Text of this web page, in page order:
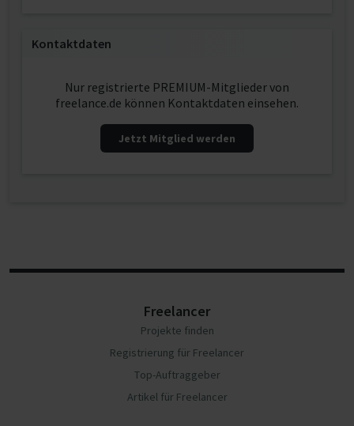
Kontaktdaten
Nur registrierte PREMIUM-Mitglieder von
freelance.de können Kontaktdaten einsehen.
Jetzt Mitglied werden
Freelancer
Projekte finden
Registrierung für Freelancer
Top-Auftraggeber
Artikel für Freelancer